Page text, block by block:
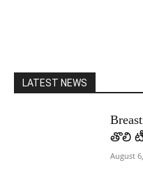
LATEST NEWS
తొలి
August